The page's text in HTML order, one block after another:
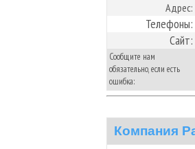
Адрес:
Телефоны:
Сайт:
Сообщите нам
обязательно, если есть
ошибка:
Компания